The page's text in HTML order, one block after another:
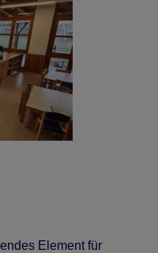
Element für